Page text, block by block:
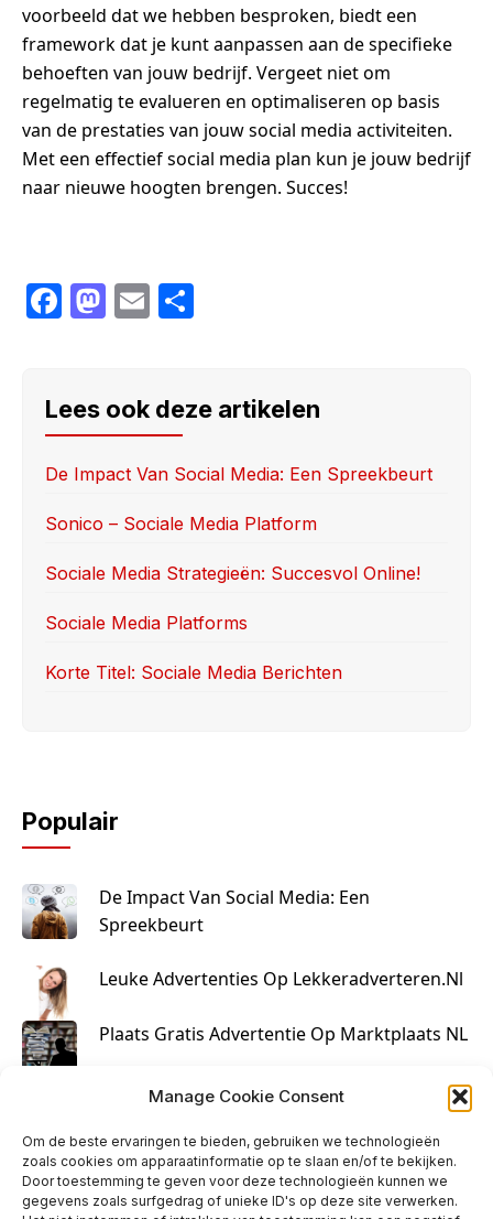
Manage Cookie Consent
Om de beste ervaringen te bieden, gebruiken we technologieën
zoals cookies om apparaatinformatie op te slaan en/of te bekijken.
Door toestemming te geven voor deze technologieën kunnen we
gegevens zoals surfgedrag of unieke ID's op deze site verwerken.
voorbeeld dat we hebben besproken, biedt een
framework dat je kunt aanpassen aan de specifieke
behoeften van jouw bedrijf. Vergeet niet om
regelmatig te evalueren en optimaliseren op basis
van de prestaties van jouw social media activiteiten.
Met een effectief social media plan kun je jouw bedrijf
naar nieuwe hoogten brengen. Succes!
F
e
b
o
o
M
o
d
o
n
E
e
Lees ook deze artikelen
De Impact Van Social Media: Een Spreekbeurt
Sonico – Sociale Media Platform
Sociale Media Strategieën: Succesvol Online!
Sociale Media Platforms
Korte Titel: Sociale Media Berichten
Populair
De Impact Van Social Media: Een
Spreekbeurt
Leuke Advertenties Op Lekkeradverteren.nl
Plaats Gratis Advertentie Op Marktplaats NL
Kruisbestuiving Voor Succesvolle Marketing